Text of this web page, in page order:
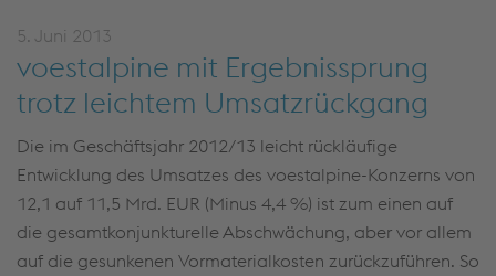
5. Juni 2013
voestalpine mit Ergebnissprung
trotz leichtem Umsatzrückgang
Die im Geschäftsjahr 2012/13 leicht rückläufige
Entwicklung des Umsatzes des voestalpine-Konzerns von
12,1 auf 11,5 Mrd. EUR (Minus 4,4 %) ist zum einen auf
die gesamtkonjunkturelle Abschwächung, aber vor allem
auf die gesunkenen Vormaterialkosten zurückzuführen. So